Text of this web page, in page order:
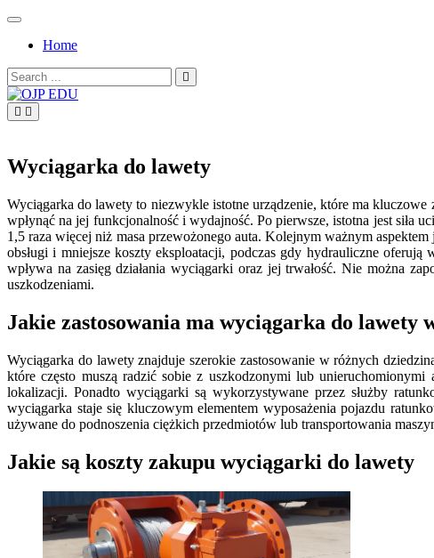
Skip
contentHome
Search
for:
Wyciągarka do lawety
Wyciągarka do lawety to niezwykle istotne urządzenie, które ma
wpłynąć na jej funkcjonalność i wydajność. Po pierwsze, istotna jest siła
1,5 raza więcej niż masa przewożonego auta. Kolejnym ważnym
obsługi i mniejsze koszty eksploatacji, podczas gdy hydrauliczne
wpływa na zasięg działania wyciągarki oraz jej trwałość. Nie można
uszkodzeniami.
Jakie zastosowania ma wyciągarka do lawety
Wyciągarka do lawety znajduje szerokie zastosowanie w różnych
które często muszą radzić sobie z uszkodzonymi lub
lokalizacji. Ponadto wyciągarki są wykorzystywane przez służby
wyciągarka staje się kluczowym elementem wyposażenia pojazdu
używane do podnoszenia ciężkich przedmiotów lub transportowania
Jakie są koszty zakupu wyciągarki do lawety